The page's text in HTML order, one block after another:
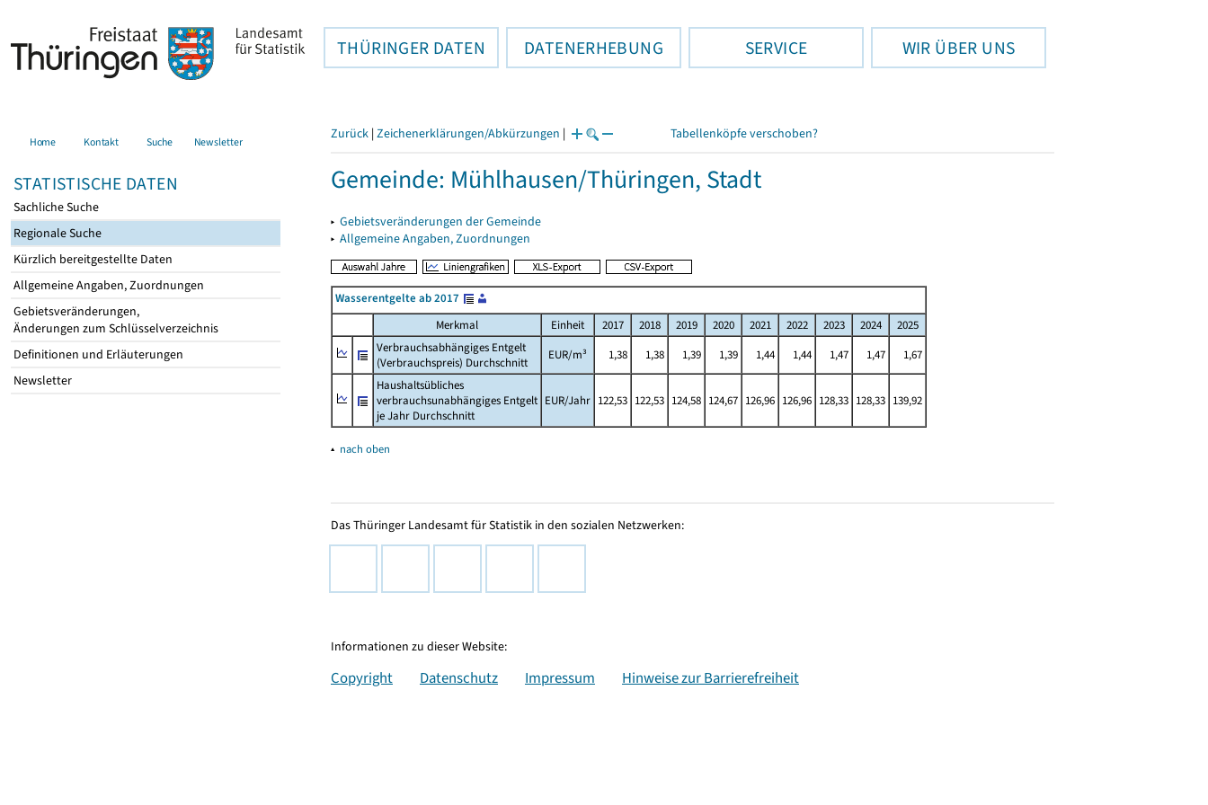
THÜRINGER DATEN DATENERHEBUNG SERVICE WIR ÜBER UNS
Home Kontakt Suche Newsletter
STATISTISCHE DATEN
Sachliche Suche
Regionale Suche
Kürzlich bereitgestellte Daten
Allgemeine Angaben, Zuordnungen
Gebietsveränderungen,
Änderungen zum Schlüsselverzeichnis
Definitionen und Erläuterungen
Newsletter
Zurück | Zeichenerklärungen/Abkürzungen | Tabellenköpfe verschoben?
Gemeinde: Mühlhausen/Thüringen, Stadt
▸ Gebietsveränderungen der Gemeinde
▸ Allgemeine Angaben, Zuordnungen
Wasserentgelte ab 2017
Merkmal
Einheit 2017 2018 2019 2020 2021 2022 2023 2024
2025
Verbrauchsabhängiges Entgelt
(Verbrauchspreis) Durchschnitt
EUR/m³ 1,38 1,38 1,39 1,39 1,44 1,44 1,47 1,47
1,67
Haushaltsübliches
verbrauchsunabhängiges Entgelt
je Jahr Durchschnitt
EUR/Jahr 122,53 122,53 124,58 124,67 126,96 126,96 128,33 128,33 139,92
▴ nach oben
Das Thüringer Landesamt für Statistik in den sozialen Netzwerken:
Informationen zu dieser Website:
Copyright Datenschutz Impressum Hinweise zur Barrierefreiheit